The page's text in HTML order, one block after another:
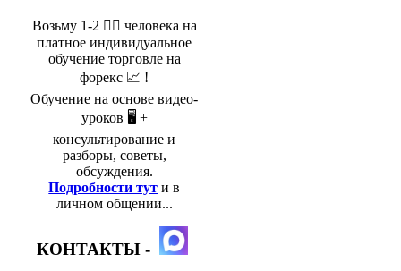
Возьму 1-2 🤵‍♂️ человека на
платное индивидуальное
обучение торговле на
форекс 📈 !
Обучение на основе видео-
уроков 🖥️ +
консультирование и
разборы, советы,
обсуждения.
Подробности тут и в
личном общении...
КОНТАКТЫ -